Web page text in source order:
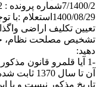
1400/08/
تشخیص مصلحت نظام،
دهید:
-1 آیا قلمرو قانون
آن تا سال
تاریخ مذکور نیست و